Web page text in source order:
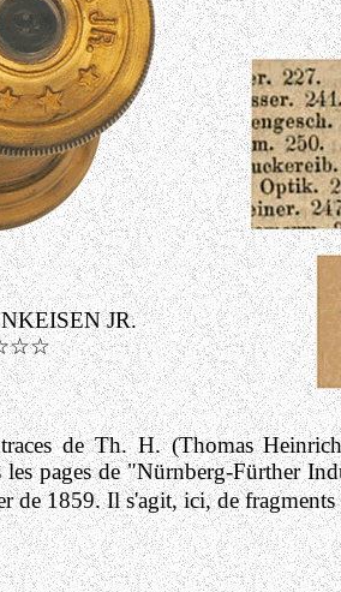
JR.
de Th. H. (Thomas
pages de "Nürnberg-Fürther
de 1859. Il s'agit, ici, de